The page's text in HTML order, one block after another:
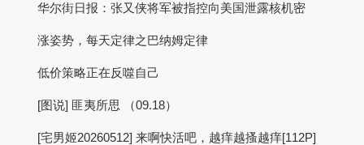
华尔街日报：张又侠将军被指控向美国泄露核机密
涨姿势，每天定律之巴纳姆定律
低价策略正在反噬自己
[图说] 匪夷所思 （09.18）
[宅男姬20260512] 来啊快活吧，越痒越搔越痒[112P]